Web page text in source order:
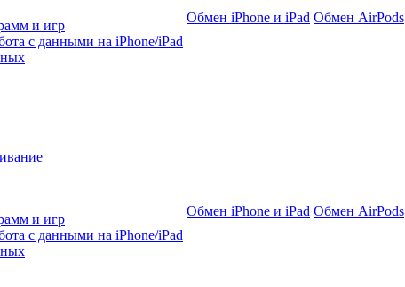
и игр
с данными на iPhone/iPad
Обмен iPhone и iPad Обмен AirPods
и игр
с данными на iPhone/iPad
Обмен iPhone и iPad Обмен AirPods